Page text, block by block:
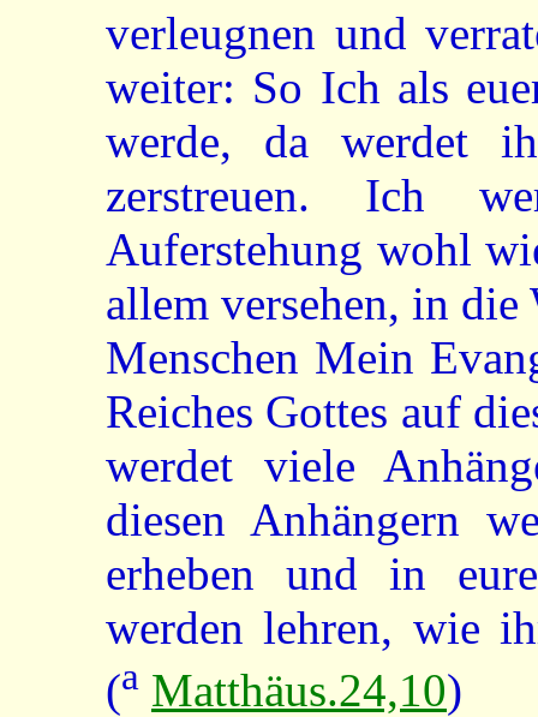
verleugnen und
weiter: So Ich als
werde, da werdet
zerstreuen. Ich
Auferstehung wohl
allem versehen, in die
Menschen Mein
Reiches Gottes auf
werdet viele
diesen Anhängern
erheben und in
werden lehren, wie
(a Matthäus.24,10)